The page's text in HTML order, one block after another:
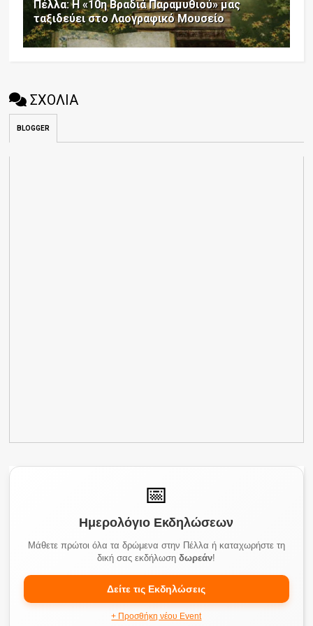
Πέλλα: Η «10η Βραδιά Παραμυθιού» μας
ταξιδεύει στο Λαογραφικό Μουσείο
ΣΧΟΛΙΑ
BLOGGER
📅
Ημερολόγιο Εκδηλώσεων
Μάθετε πρώτοι όλα τα δρώμενα στην Πέλλα ή καταχωρήστε τη
δική σας εκδήλωσηδωρεάν!
Δείτε τις Εκδηλώσεις
+ Προσθήκη νέου Event